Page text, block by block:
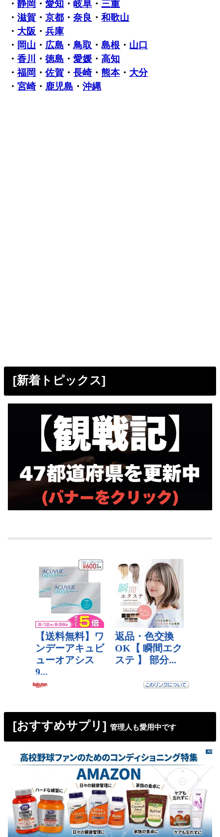
・静岡 ・愛知 ・岐阜 ・ 三重
・滋賀 ・京都 ・奈良 ・和歌山
・ 大阪 ・兵庫
・ 岡山 ・ 広島 ・ 鳥取 ・島根 ・ 山口
・香川 ・徳島 ・愛媛 ・高知
・福岡 ・佐賀 ・長崎・ 熊本・ 大分
・宮崎・ 鹿児島 ・沖縄
[新着トピックス]
[おすすめサプリ]管理人も愛用中です